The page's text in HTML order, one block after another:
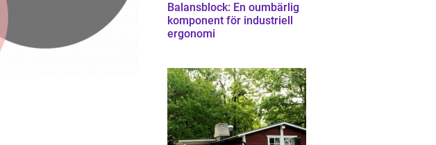
Balansblock: En oumbärlig
komponent för industriell
ergonomi